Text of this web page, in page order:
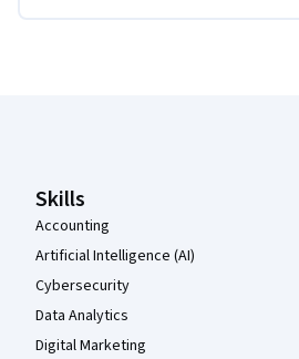
Skills
Accounting
Artificial Intelligence (AI)
Cybersecurity
Data Analytics
Digital Marketing